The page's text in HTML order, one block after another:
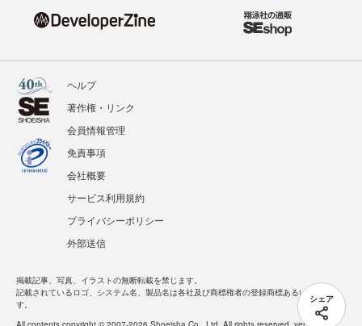
シェア
ヘルプ
著作権・リンク
会員情報管理
免責事項
会社概要
サービス利用規約
プライバシーポリシー
外部送信
掲載記事、写真、イラストの無断転載を禁じます。
記載されているロゴ、システム名、製品名は各社及び商標権者の登録商標あるいは商標で
す。